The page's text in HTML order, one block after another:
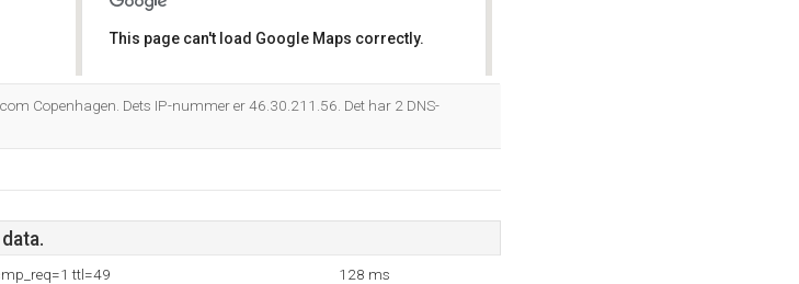
This page can't load Google Maps correctly.
Copenhagen. Dets IP-nummer er 46.30.211.56. Det har 2 DNS-
ttl=49 128 ms